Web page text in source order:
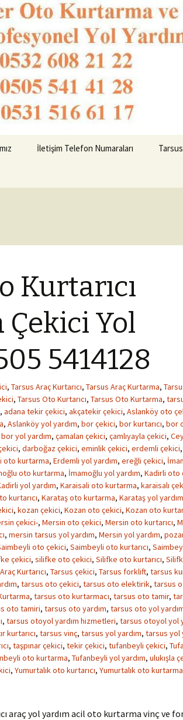
İletişim Telefon Numaraları
Kurtarıcı
Yol
5414128
, Tarsus Araç Kurtarıcı, Tarsus Araç Kurtarma,
, Tarsus Oto Kurtarıcı, Tarsus Oto Kurtarma,
, adana tekir çekici, akçatekir çekici, Aslanköy oto
, Aslanköy yol yardım, bor çekici, bor kurtarıcı, bor
bor yol yardım, çamalan çekici, çamlıyayla çekici,
, darboğaz çekici, eminlik çekici, erdemli çekici,
oto kurtarma, Erdemli yol yardım, ereğli çekici,
oto kurtarma, İmamoğlu yol yardım, Kadirli oto
yol yardım, Karaisali oto kurtarma, karaisalı
kurtarıcı, Karataş oto kurtarma, Karataş yol yardım
, kozan çekici, Kozan oto çekici, Kozan oto
çekici-, Mersin oto çekici, Mersin oto kurtarıcı,
, mersin tarsus yol yardım, Mersin yol yardım,
oto çekici, Saimbeyli oto kurtarıcı,
çekici, silifke oto çekici, Silifke oto kurtarıcı,
Kurtarıcı, Tarsus çekici, Tarsus forklift, tarsus
, tarsus oto çekici, tarsus oto elektirik, tarsus
, tarsus oto kurtarmacı, tarsus oto tamir,
oto tamiri, tarsus oto yardım, tarsus oto yol
, tarsus otoyol yardım hizmetleri, tarsus otoyol yol
kurtarıcı, tarsus vinç, tarsus yol yardım, tarsus yol
, taşpınar çekici, tekir çekici, tufanbeyli çekici,
oto kurtarma, Tufanbeyli yol yardım, ulukışla
, Yumurtalık oto kurtarıcı, Yumurtalık oto kurtarma
araç yol yardım acil oto kurtarma vinç ve